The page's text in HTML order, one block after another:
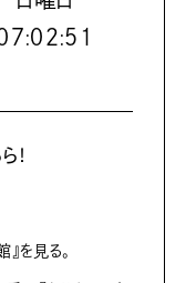
７:０２:５２
！
を見る。